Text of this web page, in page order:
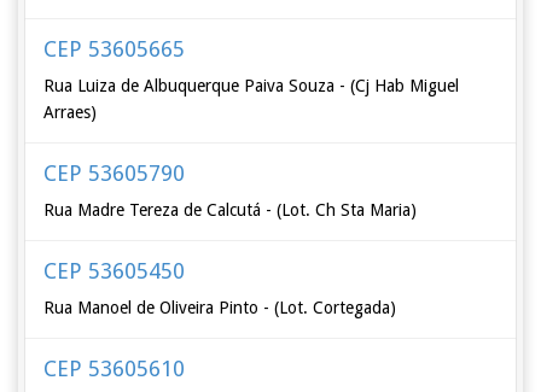
CEP 53605665
Rua Luiza de Albuquerque Paiva Souza - (Cj Hab Miguel
Arraes)
CEP 53605790
Rua Madre Tereza de Calcutá - (Lot. Ch Sta Maria)
CEP 53605450
Rua Manoel de Oliveira Pinto - (Lot. Cortegada)
CEP 53605610